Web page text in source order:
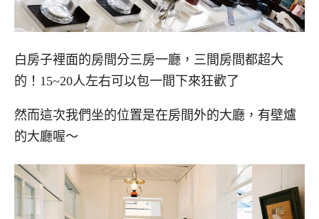
白房子裡面的房間分三房一廳，三間房間都超大
的！15~20人左右可以包一間下來狂歡了
然而這次我們坐的位置是在房間外的大廳，有壁爐
的大廳喔～